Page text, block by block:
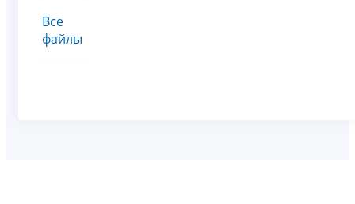
Все
файлы